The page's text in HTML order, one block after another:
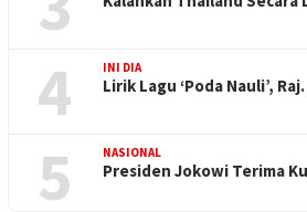
4 INI DIA
Lirik Lagu ‘Poda Nauli’,
5 NASIONAL
Presiden Jokowi Terima